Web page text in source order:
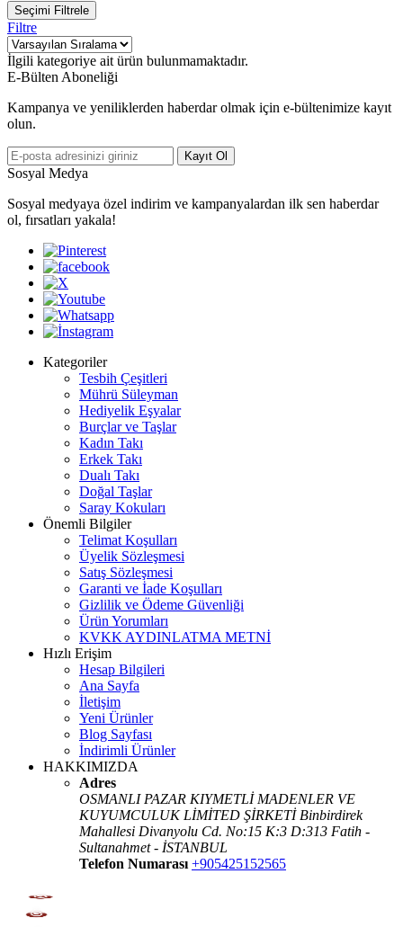
Seçimi Filtrele
Filtre
İlgili kategoriye ait ürün bulunmamaktadır.
E-Bülten Aboneliği
Kampanya ve yeniliklerden haberdar olmak için e-bültenimize kayıt
olun.
Kayıt Ol
Sosyal Medya
Sosyal medyaya özel indirim ve kampanyalardan ilk sen haberdar
ol, fırsatları yakala!
Kategoriler
Tesbih Çeşitleri
Mührü Süleyman
Hediyelik Eşyalar
Burçlar ve Taşlar
Kadın Takı
Erkek Takı
Dualı Takı
Doğal Taşlar
Saray Kokuları
Önemli Bilgiler
Telimat Koşulları
Üyelik Sözleşmesi
Satış Sözleşmesi
Garanti ve İade Koşulları
Gizlilik ve Ödeme Güvenliği
Ürün Yorumları
KVKK AYDINLATMA METNİ
Hızlı Erişim
Hesap Bilgileri
Ana Sayfa
İletişim
Yeni Ürünler
Blog Sayfası
İndirimli Ürünler
HAKKIMIZDA
Adres
OSMANLI PAZAR KIYMETLİ MADENLER VE
KUYUMCULUK LİMİTED ŞİRKETİ Binbirdirek
Mahallesi Divanyolu Cd. No:15 K:3 D:313 Fatih -
Sultanahmet - İSTANBUL
Telefon Numarası +905425152565